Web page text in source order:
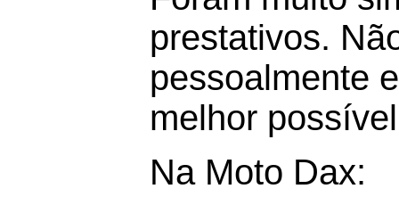
prestativos.
pessoalmente
melhor
Na Moto Dax: